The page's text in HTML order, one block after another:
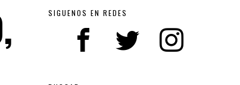
SIGUENOS EN REDES